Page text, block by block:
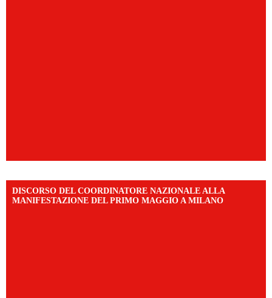
DISCORSO DEL COORDINATORE NAZIONALE ALLA
MANIFESTAZIONE DEL PRIMO MAGGIO A MILANO